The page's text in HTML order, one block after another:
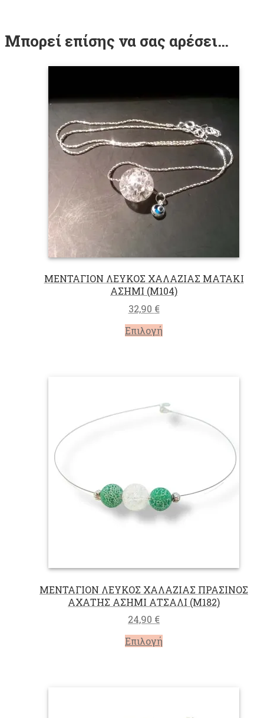
Μπορεί επίσης να σας αρέσει…
ΜΕΝΤΑΓΙΟΝ ΛΕΥΚΟΣ ΧΑΛΑΖΙΑΣ ΜΑΤΑΚΙ
ΑΣΗΜΙ (M104)
32,90 €
Επιλογή
Οι
επιλογές
του
προϊόντος
ΜΕΝΤΑΓΙΟΝ ΛΕΥΚΟΣ ΧΑΛΑΖΙΑΣ ΠΡΑΣΙΝΟΣ
ΑΧΑΤΗΣ ΑΣΗΜΙ ΑΤΣΑΛΙ (M182)
24,90 €
Επιλογή